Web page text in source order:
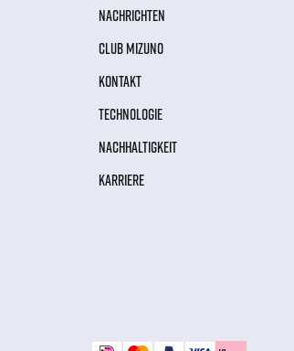
NACHRICHTEN
CLUB MIZUNO
KONTAKT
TECHNOLOGIE
NACHHALTIGKEIT
KARRIERE